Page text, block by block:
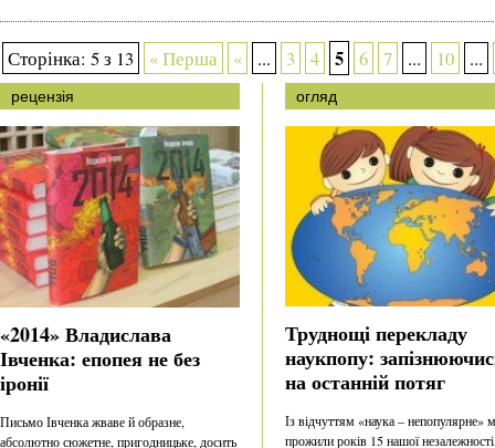
Сторінка: 5 з 13 « Перша « ... 3 4 5 6 7 ... 10 ...
рецензія
«2014» Владислава
Івченка: епопея не без
іронії
Письмо Івченка жваве й образне,
абсолютно сюжетне, пригодницьке, досить
огляд
Труднощі перекладу
наукпопу:
на останній потяг
Із відчуттям «наука – непопулярне»
прожили років 15 нашої